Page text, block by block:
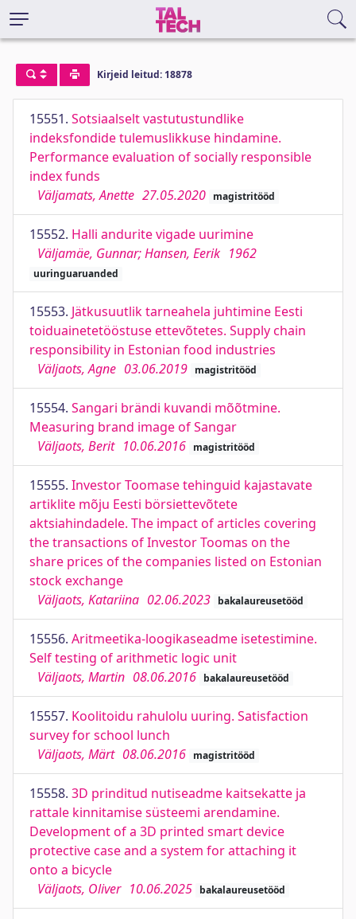
Kirjeid leitud: 18878
15551. Sotsiaalselt vastutustundlike
indeksfondide tulemuslikkuse hindamine.
Performance evaluation of socially responsible
index funds
Väljamats, Anette 27.05.2020 magistritööd
15552. Halli andurite vigade uurimine
Väljamäe, Gunnar; Hansen, Eerik 1962
uuringuaruanded
15553. Jätkusuutlik tarneahela juhtimine Eesti
toiduainetetööstuse ettevõtetes. Supply chain
responsibility in Estonian food industries
Väljaots, Agne 03.06.2019 magistritööd
15554. Sangari brändi kuvandi mõõtmine.
Measuring brand image of Sangar
Väljaots, Berit 10.06.2016 magistritööd
15555. Investor Toomase tehinguid kajastavate
artiklite mõju Eesti börsiettevõtete
aktsiahindadele. The impact of articles covering
the transactions of Investor Toomas on the
share prices of the companies listed on Estonian
stock exchange
Väljaots, Katariina 02.06.2023 bakalaureusetööd
15556. Aritmeetika-loogikaseadme isetestimine.
Self testing of arithmetic logic unit
Väljaots, Martin 08.06.2016 bakalaureusetööd
15557. Koolitoidu rahulolu uuring. Satisfaction
survey for school lunch
Väljaots, Märt 08.06.2016 magistritööd
15558. 3D prinditud nutiseadme kaitsekatte ja
rattale kinnitamise süsteemi arendamine.
Development of a 3D printed smart device
protective case and a system for attaching it
onto a bicycle
Väljaots, Oliver 10.06.2025 bakalaureusetööd